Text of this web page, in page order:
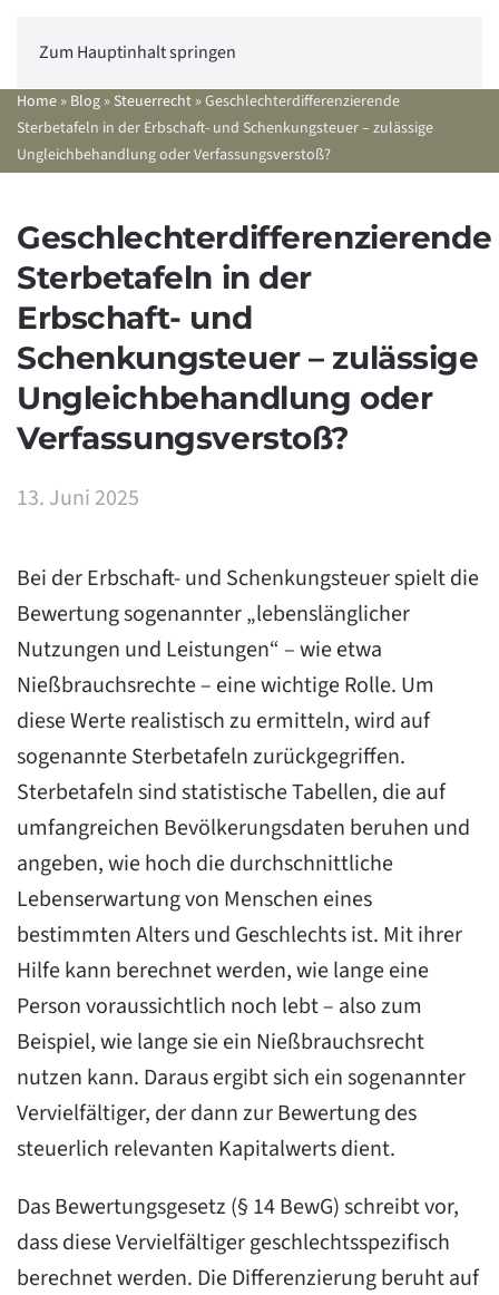
Zum Hauptinhalt springen
Home » Blog » Steuerrecht »Geschlechterdifferenzierende
Sterbetafeln in der Erbschaft- und Schenkungsteuer – zulässige
Ungleichbehandlung oder Verfassungsverstoß?
Geschlechterdifferenzierende
Sterbetafeln in der
Erbschaft- und
Schenkungsteuer – zulässige
Ungleichbehandlung oder
Verfassungsverstoß?
13. Juni 2025
Bei der Erbschaft- und Schenkungsteuer spielt die
Bewertung sogenannter „lebenslänglicher
Nutzungen und Leistungen“ – wie etwa
Nießbrauchsrechte – eine wichtige Rolle. Um
diese Werte realistisch zu ermitteln, wird auf
sogenannte Sterbetafeln zurückgegriffen.
Sterbetafeln sind statistische Tabellen, die auf
umfangreichen Bevölkerungsdaten beruhen und
angeben, wie hoch die durchschnittliche
Lebenserwartung von Menschen eines
bestimmten Alters und Geschlechts ist. Mit ihrer
Hilfe kann berechnet werden, wie lange eine
Person voraussichtlich noch lebt – also zum
Beispiel, wie lange sie ein Nießbrauchsrecht
nutzen kann. Daraus ergibt sich ein sogenannter
Vervielfältiger, der dann zur Bewertung des
steuerlich relevanten Kapitalwerts dient.
Das Bewertungsgesetz (§ 14 BewG) schreibt vor,
dass diese Vervielfältiger geschlechtsspezifisch
berechnet werden. Die Differenzierung beruht auf